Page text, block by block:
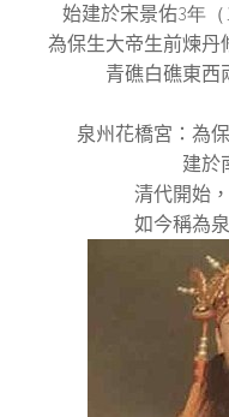
始建於宋景佑3年
為保生大帝生前煉丹
青礁白礁東西
泉州花橋宮：為
建於
清代開始
如今稱為